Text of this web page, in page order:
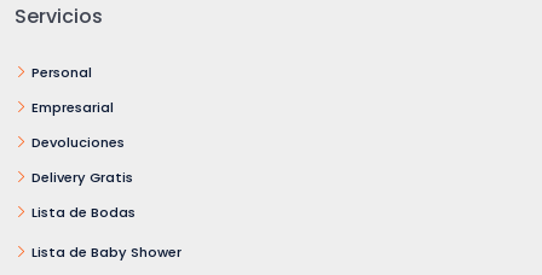
Servicios
Personal
Empresarial
Devoluciones
Delivery Gratis
Lista de Bodas
Lista de Baby Shower